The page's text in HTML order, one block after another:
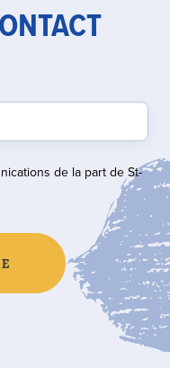
de la part de St-